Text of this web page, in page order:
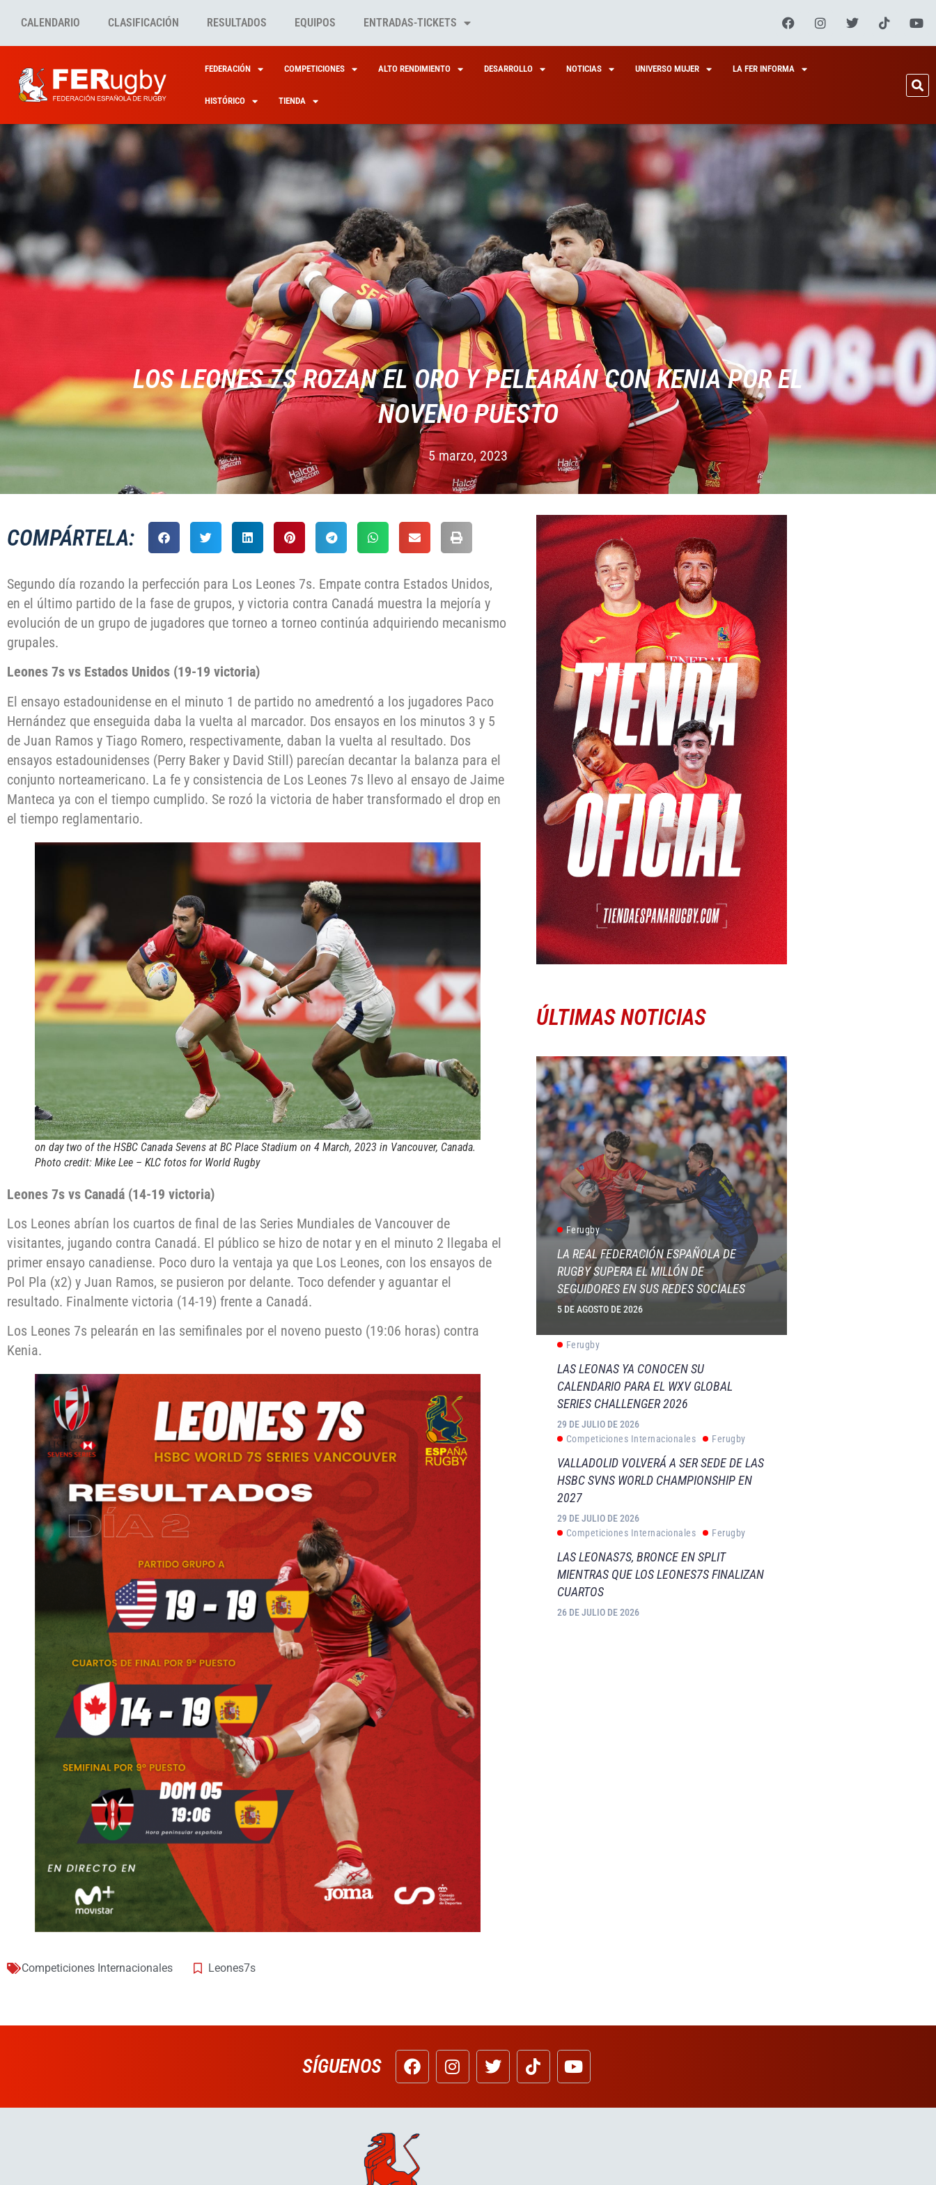
CALENDARIO CLASIFICACIÓN RESULTADOS EQUIPOS ENTRADAS-TICKETS
FEDERACIÓN COMPETICIONES ALTO RENDIMIENTO DESARROLLO NOTICIAS UNIVERSO MUJER LA FER INFORMA
HISTÓRICO TIENDA
LOS LEONES 7S ROZAN EL ORO Y PELEARÁN CON KENIA POR EL
NOVENO PUESTO
5 marzo, 2023
COMPÁRTELA:
Segundo día rozando la perfección para Los Leones 7s. Empate contra Estados Unidos,
en el último partido de la fase de grupos, y victoria contra Canadá muestra la mejoría y
evolución de un grupo de jugadores que torneo a torneo continúa adquiriendo mecanismo
grupales.
Leones 7s vs Estados Unidos (19-19 victoria)
El ensayo estadounidense en el minuto 1 de partido no amedrentó a los jugadores Paco
Hernández que enseguida daba la vuelta al marcador. Dos ensayos en los minutos 3 y 5
de Juan Ramos y Tiago Romero, respectivamente, daban la vuelta al resultado. Dos
ensayos estadounidenses (Perry Baker y David Still) parecían decantar la balanza para el
conjunto norteamericano. La fe y consistencia de Los Leones 7s llevo al ensayo de Jaime
Manteca ya con el tiempo cumplido. Se rozó la victoria de haber transformado el drop en
el tiempo reglamentario.
on day two of the HSBC Canada Sevens at BC Place Stadium on 4 March, 2023 in Vancouver, Canada.
Photo credit: Mike Lee – KLC fotos for World Rugby
Leones 7s vs Canadá (14-19 victoria)
Los Leones abrían los cuartos de final de las Series Mundiales de Vancouver de
visitantes, jugando contra Canadá. El público se hizo de notar y en el minuto 2 llegaba el
primer ensayo canadiense. Poco duro la ventaja ya que Los Leones, con los ensayos de
Pol Pla (x2) y Juan Ramos, se pusieron por delante. Toco defender y aguantar el
resultado. Finalmente victoria (14-19) frente a Canadá.
Los Leones 7s pelearán en las semifinales por el noveno puesto (19:06 horas) contra
Kenia.
Competiciones Internacionales Leones7s
ÚLTIMAS NOTICIAS
Ferugby
LA REAL FEDERACIÓN ESPAÑOLA DE
RUGBY SUPERA EL MILLÓN DE
SEGUIDORES EN SUS REDES SOCIALES
5 DE AGOSTO DE 2026
Ferugby
LAS LEONAS YA CONOCEN SU
CALENDARIO PARA EL WXV GLOBAL
SERIES CHALLENGER 2026
29 DE JULIO DE 2026
Competiciones Internacionales
Ferugby
VALLADOLID VOLVERÁ A SER SEDE DE LAS
HSBC SVNS WORLD CHAMPIONSHIP EN
2027
29 DE JULIO DE 2026
Competiciones Internacionales
Ferugby
LAS LEONAS7S, BRONCE EN SPLIT
MIENTRAS QUE LOS LEONES7S FINALIZAN
CUARTOS
26 DE JULIO DE 2026
SÍGUENOS